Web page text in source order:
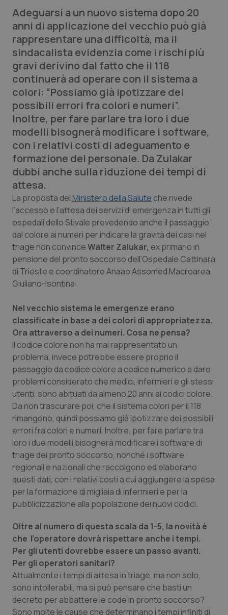
Lettere al direttore
Edizioni Regionali
QS Pro
Professionisti Sanitari.AI
Abruzzo
Basilicata
Calabria
Campania
Emilia-Romagna
Friuli Venezia Giulia
Lazio
Lombardia
Marche
Molise
Piemonte
Provincia Autonoma di Bolzano
Provincia Autonoma di Trento
Puglia
Sardegna
Sicilia
Toscana
Umbria
QS Pro Gold
Artrite & artrosi
Asma & BPCO
Car-T
Colesterolo & coronaropatie
Dermatite Atopica
Diabete & glucometri
Dolore
Donna & Salute
Epatiti
HIV
Infezioni & Febbre
Ipertensione & Scompenso
Malattie rare
Malattia di Crohn & Rettocolite Ulcerosa
Neuroscienze & patologie neurodegenerative
Obesità
Oftalmologia
QS Club Newsletter
Adeguarsi a un nuovo sistema dopo 20
anni di applicazione del vecchio può già
rappresentare una difficoltà, ma il
sindacalista evidenzia come i rischi più
gravi derivino dal fatto che il 118
continuerà ad operare con il sistema a
colori: “Possiamo già ipotizzare dei
possibili errori fra colori e numeri”.
Inoltre, per fare parlare tra loro i due
modelli bisognerà modificare i software,
con i relativi costi di adeguamento e
formazione del personale. Da Zulakar
dubbi anche sulla riduzione dei tempi di
attesa.
La proposta delMinistero della Salute che rivede
l’accesso e l’attesa dei servizi di emergenza in tutti gli
ospedali dello Stivale prevedendo anche il passaggio
dal colore ai numeri per indicare la gravità dei casi nel
triage non convinceWalter Zalukar, ex primario in
pensione del pronto soccorso dell’Ospedale Cattinara
di Trieste e coordinatore Anaao Assomed Macroarea
Giuliano-Isontina.
Nel vecchio sistema le emergenze erano
classificate in base a dei colori di appropriatezza.
Ora attraverso a dei numeri. Cosa ne pensa?
Il codice colore non ha mai rappresentato un
problema, invece potrebbe essere proprio il
passaggio da codice colore a codice numerico a dare
problemi considerato che medici, infermieri e gli stessi
utenti, sono abituati da almeno 20 anni ai codici colore.
Da non trascurare poi, che il sistema colori per il 118
rimangono, quindi possiamo già ipotizzare dei possibili
errori fra colori e numeri. Inoltre, per fare parlare tra
loro i due modelli bisognerà modificare i software di
triage dei pronto soccorso, nonché i software
regionali e nazionali che raccolgono ed elaborano
questi dati, con i relativi costi a cui aggiungere la spesa
per la formazione di migliaia di infermieri e per la
pubblicizzazione alla popolazione dei nuovi codici.
Oltre al numero di questa scala da 1-5, la novità è
che l’operatore dovrà rispettare anche i tempi.
Per gli utenti dovrebbe essere un passo avanti.
Per gli operatori sanitari?
Attualmente i tempi di attesa in triage, ma non solo,
sono intollerabili, ma si può pensare che basti un
decreto per abbattere le code in pronto soccorso?
Sono molte le cause che determinano i tempi infiniti di